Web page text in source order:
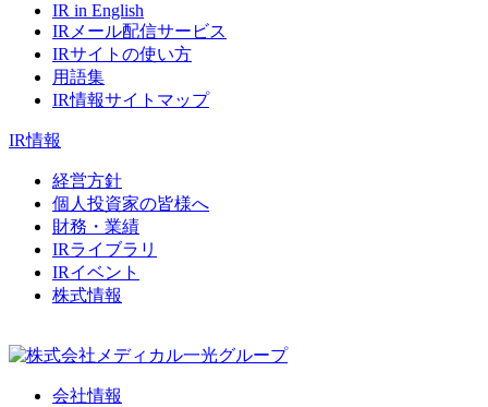
IR in English
IRメール配信サービス
IRサイトの使い方
用語集
IR情報サイトマップ
IR情報
経営方針
個人投資家の皆様へ
財務・業績
IRライブラリ
IRイベント
株式情報
会社情報